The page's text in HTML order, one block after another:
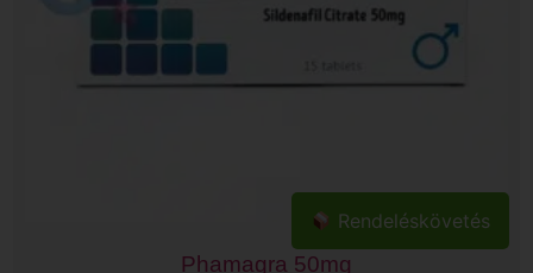
Phamagra 50mg
Rendeléskövetés